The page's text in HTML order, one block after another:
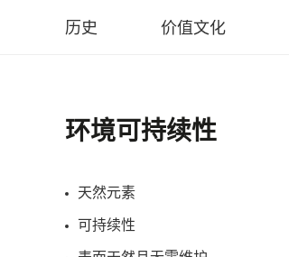
历史 价值文化
环境可持续性
天然元素
可持续性